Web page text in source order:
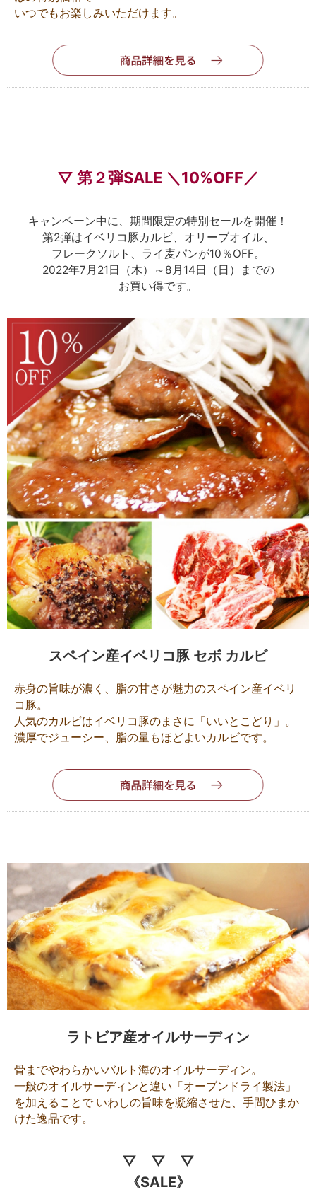
いつでもお楽しみいただけます。
▽ 第２弾SALE ＼10%OFF／
キャンペーン中に、期間限定の特別セールを開催！
第2弾はイベリコ豚カルビ、オリーブオイル、
フレークソルト、ライ麦パンが10％OFF。
2022年7月21日（木）～8月14日（日）までの
お買い得です。
スペイン産イベリコ豚 セボ カルビ
赤身の旨味が濃く、脂の甘さが魅力のスペイン産イベリ
コ豚。
人気のカルビはイベリコ豚のまさに「いいとこどり」。
濃厚でジューシー、脂の量もほどよいカルビです。
ラトビア産オイルサーディン
骨までやわらかいバルト海のオイルサーディン。
一般のオイルサーディンと違い「オーブンドライ製法」
を加えることで いわしの旨味を凝縮させた、手間ひまか
けた逸品です。
▽ ▽ ▽
《SALE》